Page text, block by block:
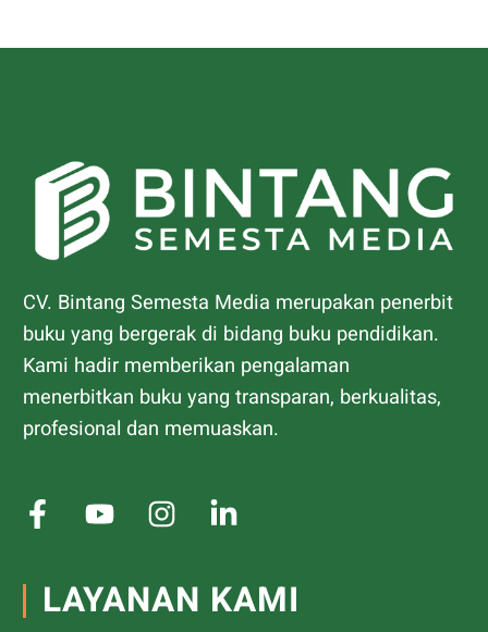
CV. Bintang Semesta Media merupakan penerbit
buku yang bergerak di bidang buku pendidikan.
Kami hadir memberikan pengalaman
menerbitkan buku yang transparan, berkualitas,
profesional dan memuaskan.
LAYANAN KAMI